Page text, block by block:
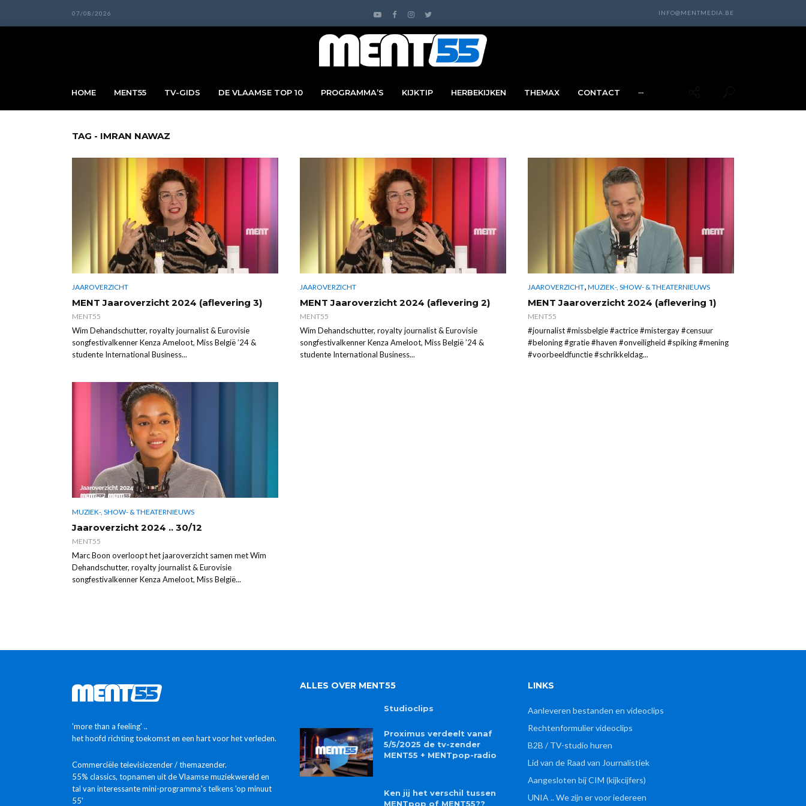
07/08/2026 INFO@MENTMEDIA.BE
HOME MENT55 TV-GIDS DE VLAAMSE TOP 10 PROGRAMMA’S KIJKTIP HERBEKIJKEN THEMAX CONTACT ···
TAG - IMRAN NAWAZ
JAAROVERZICHT
MENT Jaaroverzicht 2024 (aflevering 3)
MENT55
Wim Dehandschutter, royalty journalist & Eurovisie
songfestivalkenner Kenza Ameloot, Miss België ’24 &
studente International Business...
JAAROVERZICHT
MENT Jaaroverzicht 2024 (aflevering 2)
MENT55
Wim Dehandschutter, royalty journalist & Eurovisie
songfestivalkenner Kenza Ameloot, Miss België ’24 &
studente International Business...
JAAROVERZICHT, MUZIEK-, SHOW- & THEATERNIEUWS
MENT Jaaroverzicht 2024 (aflevering 1)
MENT55
#journalist #missbelgie #actrice #mistergay #censuur
#beloning #gratie #haven #onveiligheid #spiking #mening
#voorbeeldfunctie #schrikkeldag...
MUZIEK-, SHOW- & THEATERNIEUWS
Jaaroverzicht 2024 .. 30/12
MENT55
Marc Boon overloopt het jaaroverzicht samen met Wim
Dehandschutter, royalty journalist & Eurovisie
songfestivalkenner Kenza Ameloot, Miss België...
'more than a feeling' ..
het hoofd richting toekomst en een hart voor het verleden.
Commerciële televisiezender / themazender.
55% classics, topnamen uit de Vlaamse muziekwereld en
tal van interessante mini-programma's telkens 'op minuut
55'
ALLES OVER MENT55
Studioclips
Proximus verdeelt vanaf
5/5/2025 de tv-zender
MENT55 + MENTpop-radio
Ken jij het verschil tussen
MENTpop of MENT55??
LINKS
Aanleveren bestanden en videoclips
Rechtenformulier videoclips
B2B / TV-studio huren
Lid van de Raad van Journalistiek
Aangesloten bij CIM (kijkcijfers)
UNIA .. We zijn er voor iedereen